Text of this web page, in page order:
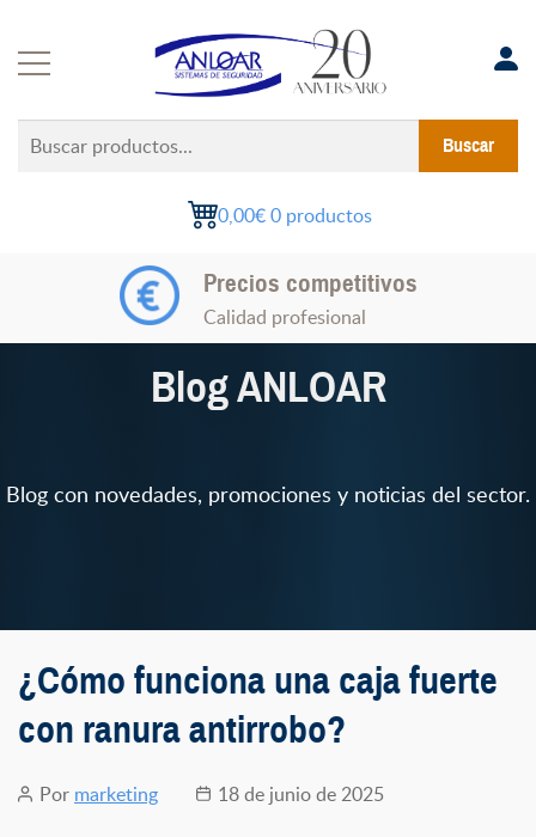
contenido
Buscar
productos...
Buscar
0,00€0 productos
Soluciones a medida
Experiencia en proyectos
Precios competitivos
Calidad profesional
Blog ANLOAR
Blog con novedades, promociones y noticias del sector.
¿Cómo funciona una caja fuerte
con ranura antirrobo?
Autor
Por marketing
Fecha18 de junio de 2025